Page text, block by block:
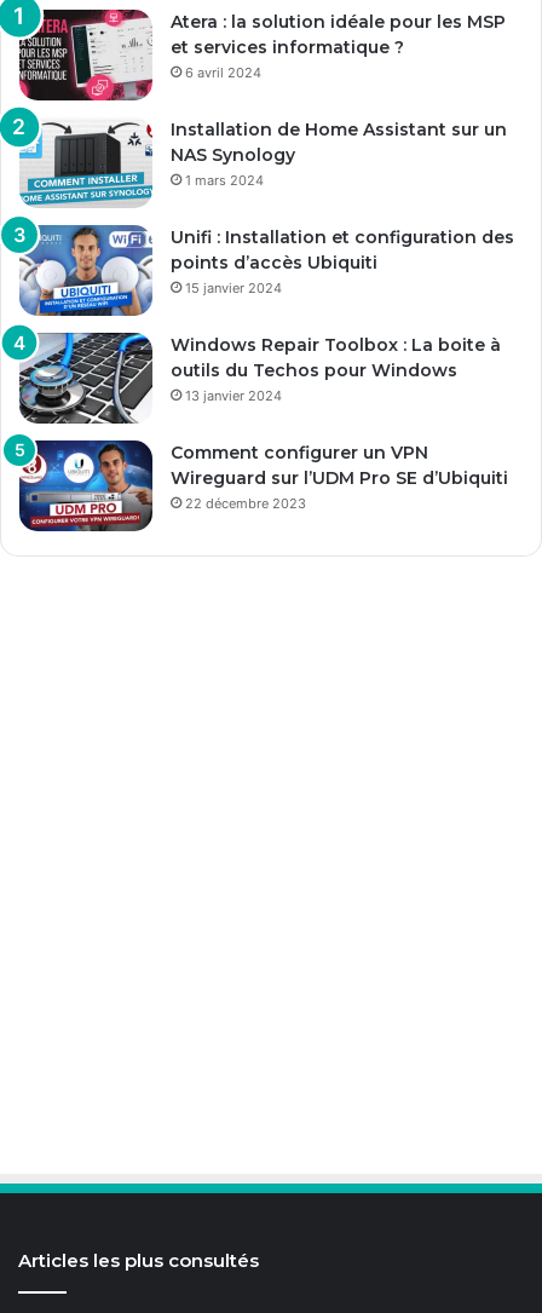
Atera : la solution idéale pour les MSP
et services informatique ?
6 avril 2024
Installation de Home Assistant sur un
NAS Synology
1 mars 2024
Unifi : Installation et configuration des
points d’accès Ubiquiti
15 janvier 2024
Windows Repair Toolbox : La boite à
outils du Techos pour Windows
13 janvier 2024
Comment configurer un VPN
Wireguard sur l’UDM Pro SE d’Ubiquiti
22 décembre 2023
Articles les plus consultés